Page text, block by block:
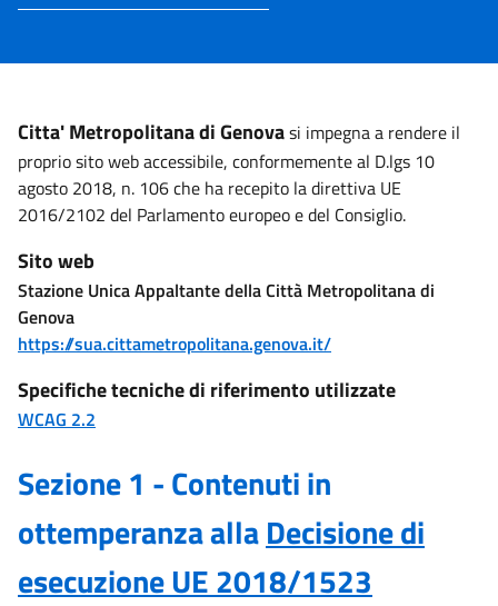
Citta' Metropolitana di Genovasi impegna a rendere il
proprio sito web accessibile, conformemente al D.lgs 10
agosto 2018, n. 106 che ha recepito la direttiva UE
2016/2102 del Parlamento europeo e del Consiglio.
Sito web
Stazione Unica Appaltante della Città Metropolitana di
Genova
https://sua.cittametropolitana.genova.it/
Specifiche tecniche di riferimento utilizzate
WCAG 2.2
Sezione 1 - Contenuti in
ottemperanza allaDecisione di
esecuzione UE 2018/1523